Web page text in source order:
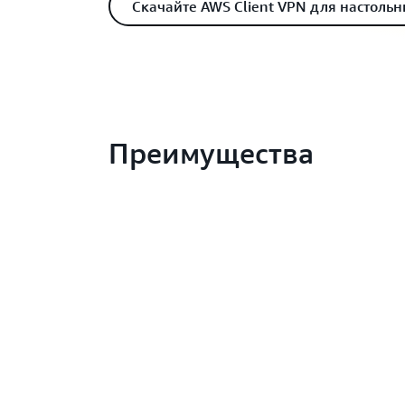
Скачайте AWS Client VPN для
Преимущества